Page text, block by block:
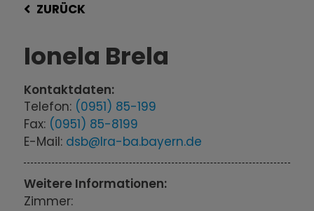
ZURÜCK
Ionela Brela
Kontaktdaten:
Telefon: (0951) 85-199
Fax: (0951) 85-8199
E-Mail: dsb@lra-ba.bayern.de
Weitere Informationen:
Zimmer: